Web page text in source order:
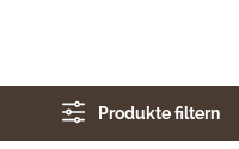
Produkte filtern